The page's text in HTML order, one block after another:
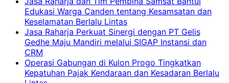
Edukasi Warga Canden tentang Kesamsatan dan
Keselamatan Berlalu Lintas
Jasa Raharja Perkuat Sinergi dengan PT Gelis
Gedhe Maju Mandiri melalui SIGAP Instansi dan
CRM
Operasi Gabungan di Kulon Progo Tingkatkan
Kepatuhan Pajak Kendaraan dan Kesadaran Berlalu